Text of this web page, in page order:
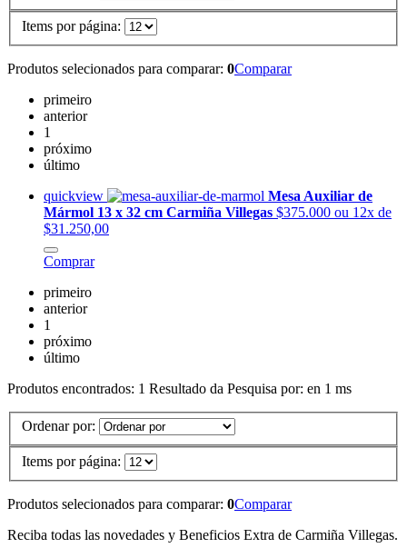
Items por página:
Produtos selecionados para comparar: 0Comparar
primeiro
anterior
1
próximo
último
quickview
Mesa Auxiliar de
Mármol 13 x 32 cm Carmiña Villegas $375.000 ou 12x de
$31.250,00
Comprar
primeiro
anterior
1
próximo
último
Produtos encontrados: 1 Resultado da Pesquisa por: en 1 ms
Ordenar por:
Items por página:
Produtos selecionados para comparar: 0Comparar
Reciba todas las novedades y Beneficios Extra de Carmiña Villegas.